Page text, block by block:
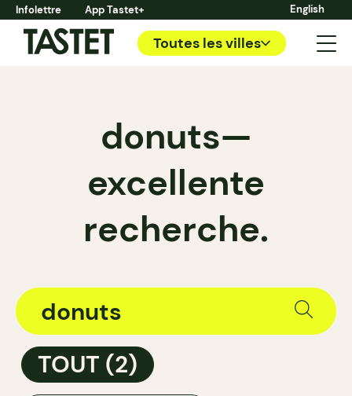
Infolettre App Tastet+ English
Toutes les villes
donuts—
excellente
recherche.
TOUT (2)